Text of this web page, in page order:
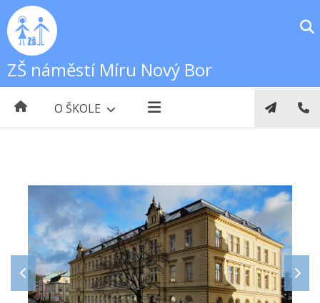
ZŠ náměstí Míru Nový Bor
O ŠKOLE